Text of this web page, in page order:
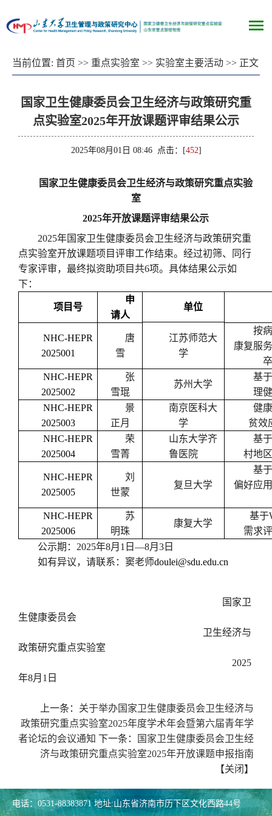
当前位置: 首页 >> 重点实验室 >> 实验室主要活动 >> 正文
国家卫生健康委员会卫生经济与政策研究重
点实验室2025年开放课题评审结果公示
2025年08月01日 08:46 点击：[452]
国家卫生健康委员会卫生经济与政策研究重点实验
室
2025年开放课题评审结果公示
2025年国家卫生健康委员会卫生经济与政策研究重
点实验室开放课题项目评审工作结束。经过初筛、同行
专家评审，最终拟资助项目共6项。 具体结果公示如
下：
项目号
申
请人
单位
NHC-HEPR
2025001
唐
雪
江苏师范大
学
按
康复服
NHC-HEPR
2025002
张
雪琨
苏州大学
基
理
NHC-HEPR
2025003
景
正月
南京医科大
学
健
贫效
NHC-HEPR
2025004
荣
雪菁
山东大学齐
鲁医院
基
村地
NHC-HEPR
2025005
刘
世蒙
复旦大学
基
偏好应
NHC-HEPR
2025006
苏
明珠
康复大学
基于
需求
公示期： 2025年8月 1 日 —8月 3 日
如有异议，请联系：窦老师doulei@sdu.edu.cn
国家卫
生健康委员会
卫生经济与
政策研究重点实验室
2025
年8月 1 日
上一条： 关于举办国家卫生健康委员会卫生经济与
政策研究重点实验室2025年度学术年会暨第六届青年学
者论坛的会议通知 下一条：
国家卫生健康委员会卫生经
济与政策研究重点实验室2025年开放课题申报指南
【关闭 】
电话：0531-88383871 地址:山东省济南市历下区文化西路44号